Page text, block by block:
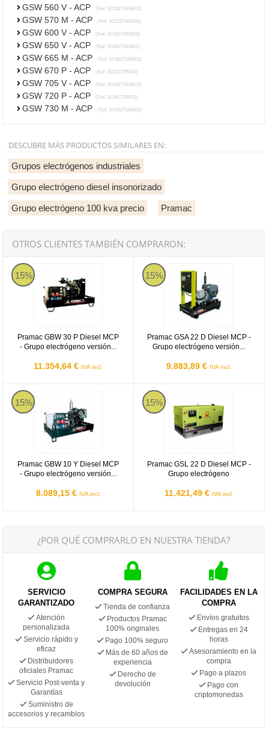
GSW 560 V - ACP (Ref. SC501TWAR02)
GSW 570 M - ACP (Ref. SC511TMA002)
GSW 600 V - ACP (Ref. SC561TWA002)
GSW 650 V - ACP (Ref. SC601TWA002)
GSW 665 M - ACP (Ref. SC601TMA002)
GSW 670 P - ACP (Ref. SC621TPA002)
GSW 705 V - ACP (Ref. SC631TWAR02)
GSW 720 P - ACP (Ref. SC661TPAY02)
GSW 730 M - ACP (Ref. SC651TMA002)
DESCUBRE MÁS PRODUCTOS SIMILARES EN:
Grupos electrógenos industriales
Grupo electrógeno diesel insonorizado
Grupo electrógeno 100 kva precio Pramac
OTROS CLIENTES TAMBIÉN COMPRARON:
15%
Pramac GBW 30 P Diesel MCP
- Grupo electrógeno versión...
11.354,64 € IVA incl.
Pramac GBW 30 P Diesel MCP - Grupo electrógeno versión abierta
15%
Pramac GSA 22 D Diesel MCP -
Grupo electrógeno versión...
9.883,89 € IVA incl.
Pramac GSA 22 D Diesel MCP -
15%
Pramac GBW 10 Y Diesel MCP
- Grupo electrógeno versión...
8.089,15 € IVA incl.
Pramac GBW 10 Y Diesel MCP - Grupo electrógeno versión abierta
15%
Pramac GSL 22 D Diesel MCP -
Grupo electrógeno
11.421,49 € IVA incl.
Pramac GSL 22 D Diesel MCP -
¿POR QUÉ COMPRARLO EN NUESTRA TIENDA?
SERVICIO
GARANTIZADO
Atención
personalizada
Servicio rápido y
eficaz
Distribuidores
oficiales Pramac
Servicio Post-venta y
Garantías
Suministro de
accesorios y recambios
COMPRA SEGURA
Tienda de confianza
Productos Pramac
100% originales
Pago 100% seguro
Más de 60 años de
experiencia
Derecho de
devolución
FACILIDADES EN LA
COMPRA
Envíos gratuitos
Entregas en 24
horas
Asesoramiento en la
compra
Pago a plazos
Pago con
criptomonedas